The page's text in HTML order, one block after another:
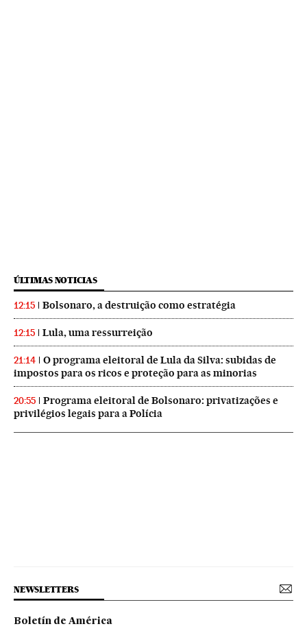
ÚLTIMAS NOTICIAS
12:15 Bolsonaro, a destruição como estratégia
12:15 Lula, uma ressurreição
21:14
O programa eleitoral de Lula da Silva: subidas de
impostos para os ricos e proteção para as minorias
20:55
Programa eleitoral de Bolsonaro: privatizações e
privilégios legais para a Polícia
NEWSLETTERS
Boletín de América